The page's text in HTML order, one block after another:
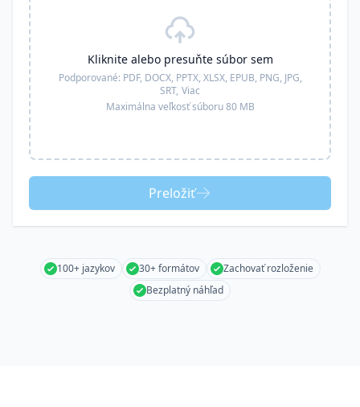
Kliknite alebo presuňte súbor sem
Podporované: PDF, DOCX, PPTX, XLSX, EPUB, PNG, JPG,
SRT, Viac
Maximálna veľkosť súboru 80 MB
Preložiť
100+ jazykov 30+ formátov
Zachovať rozloženie
Bezplatný náhľad